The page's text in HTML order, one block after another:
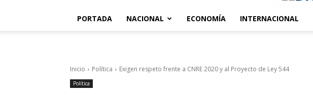
PORTADA NACIONAL ECONOMÍA INTERNACIONAL
Inicio Política Exigen respeto frente a CNRE 2020 y al Proyecto de Ley 544
Política